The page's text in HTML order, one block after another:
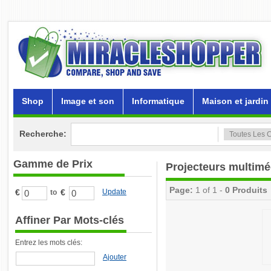
Shop Image et son Informatique Maison et jardin
Recherche:
Gamme de Prix
€ to € Update
Affiner Par Mots-clés
Entrez les mots clés:
Ajouter
Projecteurs
Page: 1 of 1 - 0 Produits